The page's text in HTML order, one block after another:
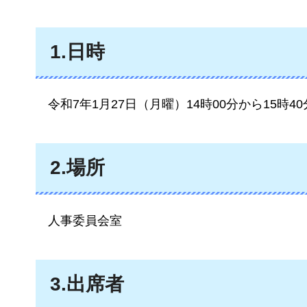
1.日時
令和7年1月27日（月曜）14時00分から15時40
2.場所
人事委員会室
3.出席者